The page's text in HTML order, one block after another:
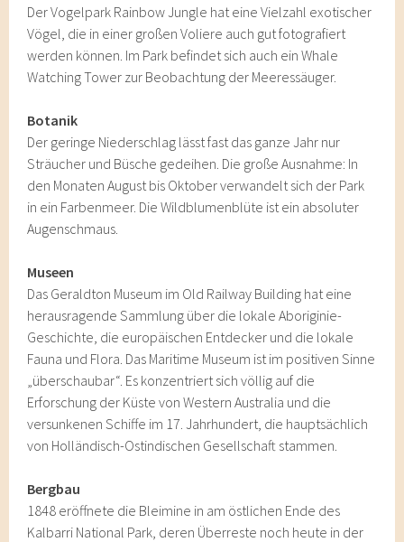
Der Vogelpark Rainbow Jungle hat eine Vielzahl exotischer
Vögel, die in einer großen Voliere auch gut fotografiert
werden können. Im Park befindet sich auch ein Whale
Watching Tower zur Beobachtung der Meeressäuger.
Botanik
Der geringe Niederschlag lässt fast das ganze Jahr nur
Sträucher und Büsche gedeihen. Die große Ausnahme: In
den Monaten August bis Oktober verwandelt sich der Park
in ein Farbenmeer. Die Wildblumenblüte ist ein absoluter
Augenschmaus.
Museen
Das Geraldton Museum im Old Railway Building hat eine
herausragende Sammlung über die lokale Aboriginie-
Geschichte, die europäischen Entdecker und die lokale
Fauna und Flora. Das Maritime Museum ist im positiven Sinne
„überschaubar“. Es konzentriert sich völlig auf die
Erforschung der Küste von Western Australia und die
versunkenen Schiffe im 17. Jahrhundert, die hauptsächlich
von Holländisch-Ostindischen Gesellschaft stammen.
Bergbau
1848 eröffnete die Bleimine in am östlichen Ende des
Kalbarri National Park, deren Überreste noch heute in der